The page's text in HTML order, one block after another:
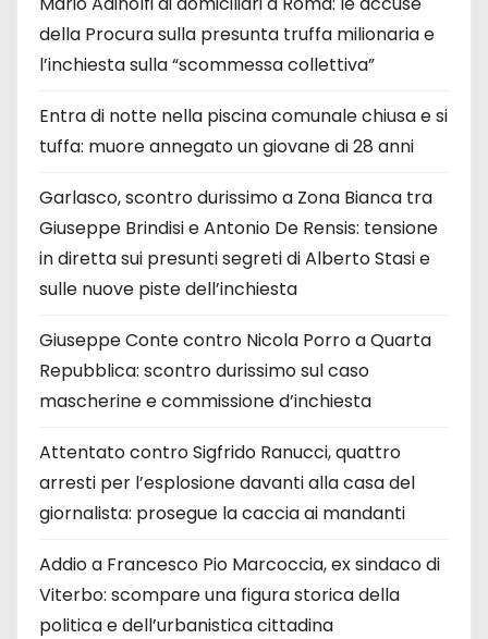
della Procura sulla presunta truffa milionaria e
l’inchiesta sulla “scommessa collettiva”
Entra di notte nella piscina comunale chiusa e si
tuffa: muore annegato un giovane di 28 anni
Garlasco, scontro durissimo a Zona Bianca tra
Giuseppe Brindisi e Antonio De Rensis: tensione
in diretta sui presunti segreti di Alberto Stasi e
sulle nuove piste dell’inchiesta
Giuseppe Conte contro Nicola Porro a Quarta
Repubblica: scontro durissimo sul caso
mascherine e commissione d’inchiesta
Attentato contro Sigfrido Ranucci, quattro
arresti per l’esplosione davanti alla casa del
giornalista: prosegue la caccia ai mandanti
Addio a Francesco Pio Marcoccia, ex sindaco di
Viterbo: scompare una figura storica della
politica e dell’urbanistica cittadina